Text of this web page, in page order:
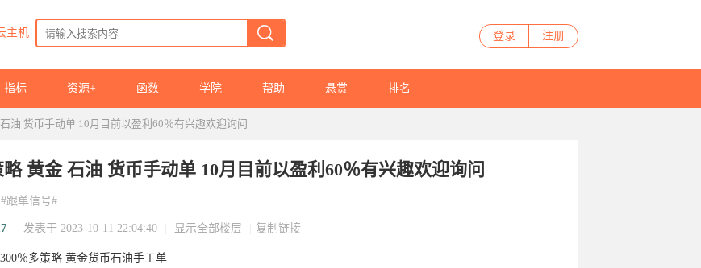
主机 登录 注册
指标 资源+ 函数 学院 帮助 悬赏 排名
油 货币手动单 10月目前以盈利60％有兴趣欢迎询问
略 黄金 石油 货币手动单 10月目前以盈利60％有兴趣欢迎询问
#跟单信号#
发表于 2023-10-11 22:04:40 显示全部楼层 复制链接
％多策略 黄金货币石油手工单